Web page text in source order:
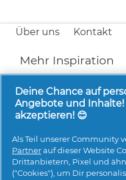
Über uns Kontakt
Mehr Inspiration
Meine Daten
Erklärung zur
Deine Chance auf
Angebote und Inhalte!
akzeptieren! 😊
Als Teil unserer Community
Partnerauf dieser Website
Drittanbietern, Pixel und
("Cookies"), um Dir